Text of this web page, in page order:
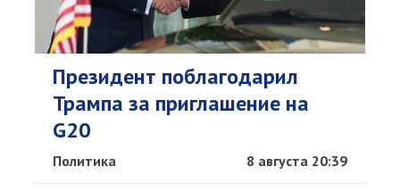
Президент поблагодарил
Трампа за приглашение на
G20
Политика 8 августа 20:39